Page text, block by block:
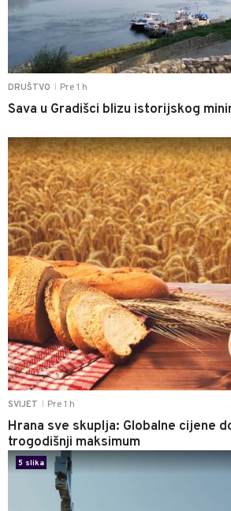
DRUŠTVO Pre 1 h
Sava u Gradišci blizu istorijskog
SVIJET Pre 1 h
Hrana sve skuplja: Globalne cijene
trogodišnji maksimum
5 slika